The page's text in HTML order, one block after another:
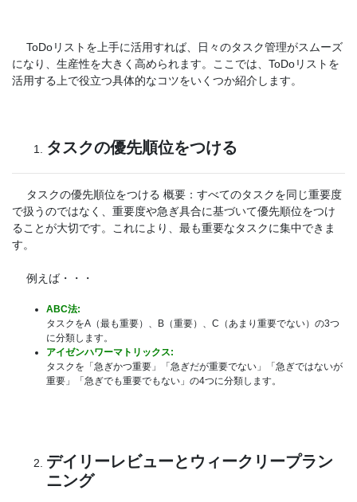
ToDoリストを上手に活用すれば、日々のタスク管理がスムーズ
になり、生産性を大きく高められます。ここでは、ToDoリストを
活用する上で役立つ具体的なコツをいくつか紹介します。
タスクの優先順位をつける
タスクの優先順位をつける 概要：すべてのタスクを同じ重要度
で扱うのではなく、重要度や急ぎ具合に基づいて優先順位をつけ
ることが大切です。これにより、最も重要なタスクに集中できま
す。
例えば・・・
ABC法:
タスクをA（最も重要）、B（重要）、C（あまり重要でない）の3つ
に分類します。
アイゼンハワーマトリックス:
タスクを「急ぎかつ重要」「急ぎだが重要でない」「急ぎではないが
重要」「急ぎでも重要でもない」の4つに分類します。
デイリーレビューとウィークリープラン
ニング